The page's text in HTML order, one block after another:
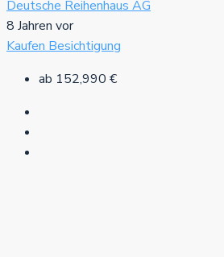
Deutsche Reihenhaus AG
8 Jahren vor
Kaufen Besichtigung
ab 152,990 €